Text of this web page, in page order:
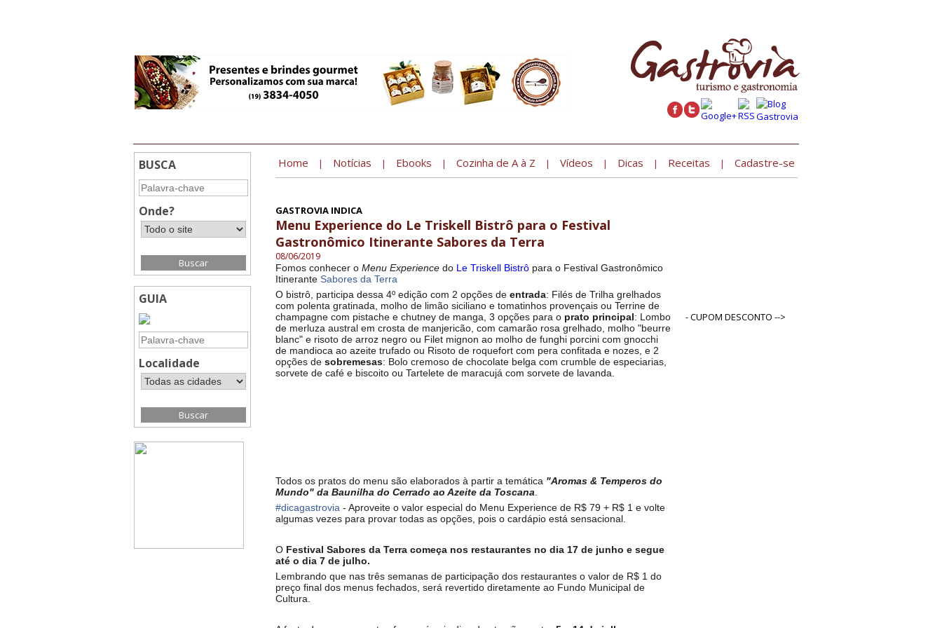
BUSCA
Onde?
GUIA
Localidade
Home | Notícias | Ebooks | Cozinha de A à Z | Vídeos | Dicas | Receitas | Cadastre-se
GASTROVIA INDICA
Menu Experience do Le Triskell Bistrô para o Festival
Gastronômico Itinerante Sabores da Terra
08/06/2019
Fomos conhecer o Menu Experience do Le Triskell Bistrô para o Festival Gastronômico
Itinerante Sabores da Terra
O bistrô, participa dessa 4º edição com 2 opções de entrada: Filés de Trilha grelhados
com polenta gratinada, molho de limão siciliano e tomatinhos provençais ou Terrine de
champagne com pistache e chutney de manga, 3 opções para o prato principal: Lombo
de merluza austral em crosta de manjericão, com camarão rosa grelhado, molho "beurre
blanc" e risoto de arroz negro ou Filet mignon ao molho de funghi porcini com gnocchi
de mandioca ao azeite trufado ou Risoto de roquefort com pera confitada e nozes, e 2
opções de sobremesas: Bolo cremoso de chocolate belga com crumble de especiarias,
sorvete de café e biscoito ou Tartelete de maracujá com sorvete de lavanda.
Todos os pratos do menu são elaborados à partir a temática "Aromas & Temperos do
Mundo" da Baunilha do Cerrado ao Azeite da Toscana
#dicagastrovia - Aproveite o valor especial do Menu Experience de R$ 79 + R$ 1 e volte
algumas vezes para provar todas as opções, pois o cardápio está sensacional.
O Festival Sabores da Terra começa nos restaurantes no dia 17 de junho e segue
até o dia 7 de julho.
Lembrando que nas três semanas de participação dos restaurantes o valor de R$ 1 do
preço final dos menus fechados, será revertido diretamente ao Fundo Municipal de
Cultura.
- CUPOM DESCONTO -->